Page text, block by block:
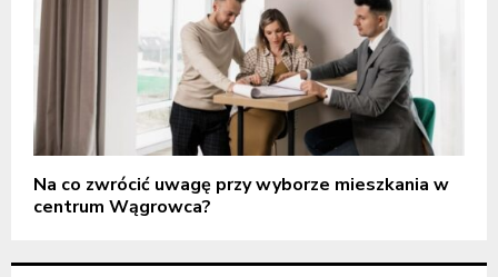
Na co zwrócić uwagę przy wyborze mieszkania w
centrum Wągrowca?